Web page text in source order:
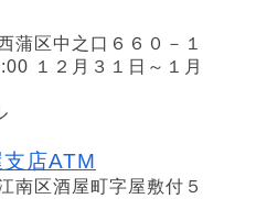
蒲区中之口６６０－１
１２月３１日～１月
店ATM
南区酒屋町字屋敷付５